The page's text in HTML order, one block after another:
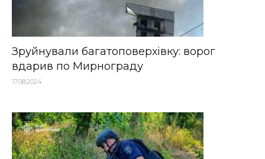
Зруйнували багатоповерхівку: ворог
вдарив по Мирнограду
17.08.2024